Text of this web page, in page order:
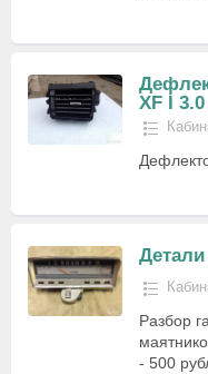
XF I
Детали
Разбор
- 500